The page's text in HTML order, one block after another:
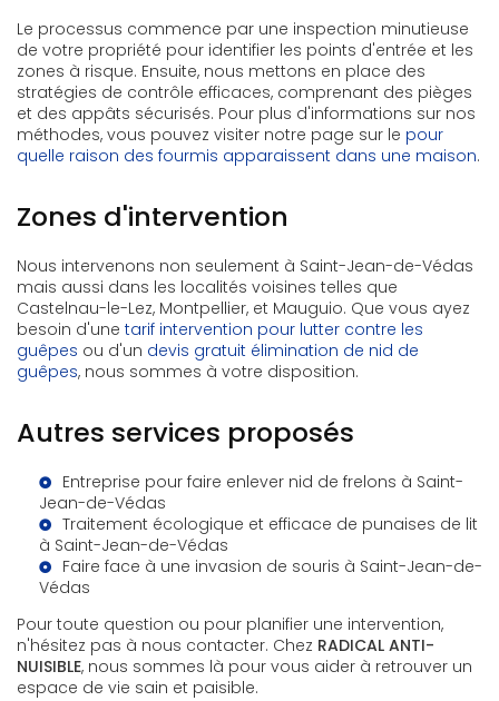
Le processus commence par une inspection minutieuse
de votre propriété pour identifier les points d'entrée et les
zones à risque. Ensuite, nous mettons en place des
stratégies de contrôle efficaces, comprenant des pièges
et des appâts sécurisés. Pour plus d'informations sur nos
méthodes, vous pouvez visiter notre page sur le pour
quelle raison des fourmis apparaissent dans une maison.
Zones d'intervention
Nous intervenons non seulement à Saint-Jean-de-Védas
mais aussi dans les localités voisines telles que
Castelnau-le-Lez, Montpellier, et Mauguio. Que vous ayez
besoin d'une tarif intervention pour lutter contre les
guêpes ou d'un devis gratuit élimination de nid de
guêpes, nous sommes à votre disposition.
Autres services proposés
Entreprise pour faire enlever nid de frelons à Saint-
Jean-de-Védas
Traitement écologique et efficace de punaises de lit
à Saint-Jean-de-Védas
Faire face à une invasion de souris à Saint-Jean-de-
Védas
Pour toute question ou pour planifier une intervention,
n'hésitez pas à nous contacter. Chez RADICAL ANTI-
NUISIBLE, nous sommes là pour vous aider à retrouver un
espace de vie sain et paisible.